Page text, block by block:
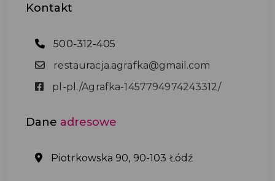
Kontakt
500-312-405
restauracja.agrafka@gmail.com
pl-pl./Agrafka-1457794974243312/
Dane adresowe
Piotrkowska 90, 90-103 Łódź